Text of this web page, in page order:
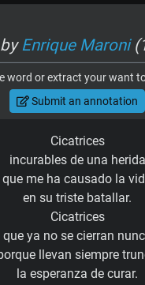
Enrique Maroni
word or extract your want
Submit an annotation
Cicatrices
incurables de una herida
que me ha causado la
en su triste batallar.
Cicatrices
que ya no se cierran
llevan siempre
la esperanza de curar.